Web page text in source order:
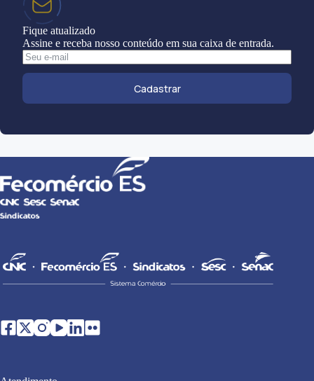
Fique atualizado
Assine e receba nosso conteúdo em sua caixa de entrada.
Cadastrar